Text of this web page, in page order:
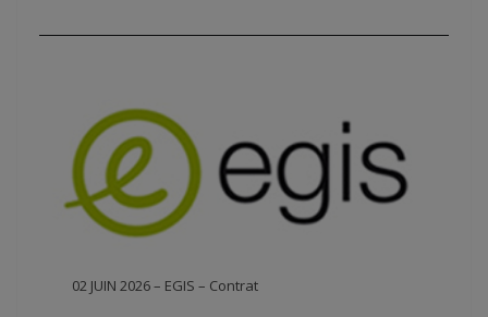
02 JUIN 2026 – EGIS – Contrat